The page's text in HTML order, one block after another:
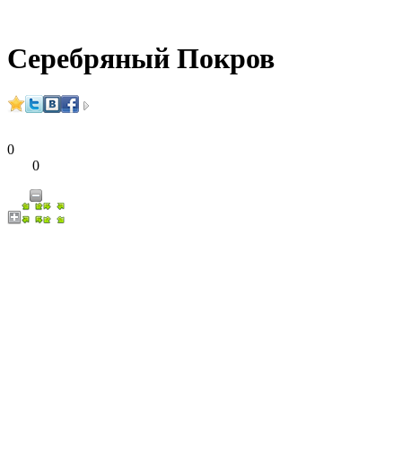
Серебряный Покров
0
0